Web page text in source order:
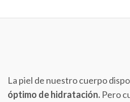
La piel de nuestro cuerpo
óptimo de hidratación. Pero